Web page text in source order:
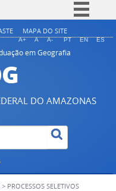
Simplifique!
Comunica BR
Acesso à informação
Legislação
Canais
MAPA DO SITE
A+ A A- PT EN ES
em Geografia
DO AMAZONAS
> PROCESSOS SELETIVOS